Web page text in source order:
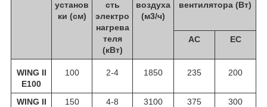
установ
ки (см)
сть
электро
нагрева
теля
(кВт)
воздуха
(м3/ч)
вентилятора (Вт)
АС ЕС
WING II
E100
100 2-4 1850 235 200
WING II
150 4-8 3100 375 300